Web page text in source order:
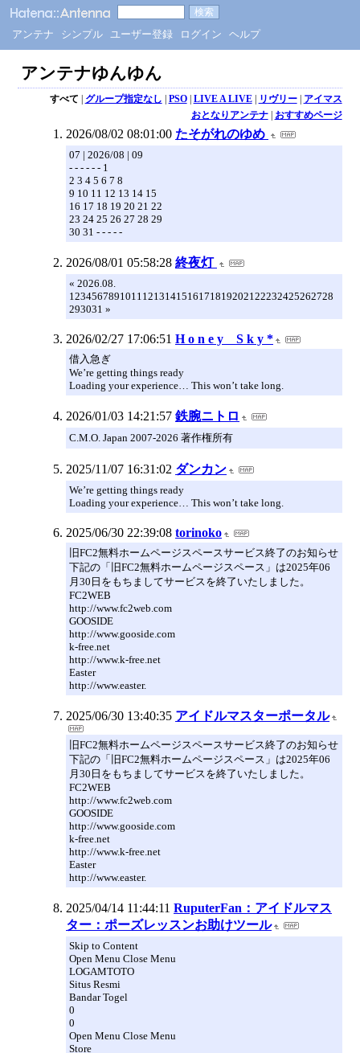
アンテナ シンプル ユーザー登録 ログイン ヘルプ
アンテナゆんゆん
すべて | グループ指定なし | PSO| LIVE A LIVE| リヴリー| アイマス
おとなりアンテナ| おすすめページ
2026/08/02 08:01:00 たそがれのゆめ
07 | 2026/08 | 09
- - - - - - 1
2 3 4 5 6 7 8
9 10 11 12 13 14 15
16 17 18 19 20 21 22
23 24 25 26 27 28 29
30 31 - - - - -
2026/08/01 05:58:28 終夜灯
« 2026.08.
12345678910111213141516171819202122232425262728
293031 »
2026/02/27 17:06:51 H o n e y S k y *
借入急ぎ
We’re getting things ready
Loading your experience… This won’t take long.
2026/01/03 14:21:57 鉄腕ニトロ
C.M.O. Japan 2007-2026 著作権所有
2025/11/07 16:31:02 ダンカン
We’re getting things ready
Loading your experience… This won’t take long.
2025/06/30 22:39:08 torinoko
旧FC2無料ホームページスペースサービス終了のお知らせ
下記の「旧FC2無料ホームページスペース」は2025年06
月30日をもちましてサービスを終了いたしました。
FC2WEB
http://www.fc2web.com
GOOSIDE
http://www.gooside.com
k-free.net
http://www.k-free.net
Easter
http://www.easter.
2025/06/30 13:40:35 アイドルマスターポータル
旧FC2無料ホームページスペースサービス終了のお知らせ
下記の「旧FC2無料ホームページスペース」は2025年06
月30日をもちましてサービスを終了いたしました。
FC2WEB
http://www.fc2web.com
GOOSIDE
http://www.gooside.com
k-free.net
http://www.k-free.net
Easter
http://www.easter.
2025/04/14 11:44:11 RuputerFan：アイドルマス
ター：ポーズレッスンお助けツール
Skip to Content
Open Menu Close Menu
LOGAMTOTO
Situs Resmi
Bandar Togel
0
0
Open Menu Close Menu
Store